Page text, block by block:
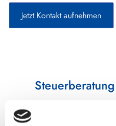
Jetzt Kontakt aufnehmen